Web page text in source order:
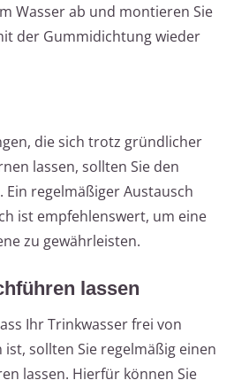
Wasser ab und montieren Sie
der Gummidichtung wieder
die sich trotz gründlicher
lassen, sollten Sie den
regelmäßiger Austausch
ist empfehlenswert, um eine
zu gewährleisten.
lassen
Ihr Trinkwasser frei von
sollten Sie regelmäßig einen
lassen. Hierfür können Sie